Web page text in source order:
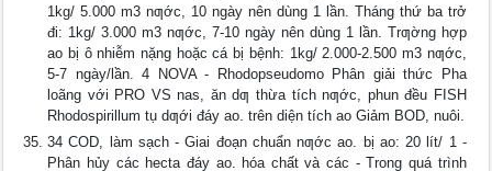
1kg/ 5.000 m3 nƣớc, 10 ngày nên dùng 1 lần. Tháng thứ ba trở
đi: 1kg/ 3.000 m3 nƣớc, 7-10 ngày nên dùng 1 lần. Trƣờng hợp
ao bị ô nhiễm nặng hoặc cá bị bệnh: 1kg/ 2.000-2.500 m3 nƣớc,
5-7 ngày/lần. 4 NOVA - Rhodopseudomo Phân giải thức Pha
loãng với PRO VS nas, ăn dƣ thừa tích nƣớc, phun đều FISH
Rhodospirillum tụ dƣới đáy ao. trên diện tích ao Giảm BOD, nuôi.
34 COD, làm sạch - Giai đoạn chuẩn nƣớc ao. bị ao: 20 lít/ 1 -
Phân hủy các hecta đáy ao. hóa chất và các - Trong quá trình